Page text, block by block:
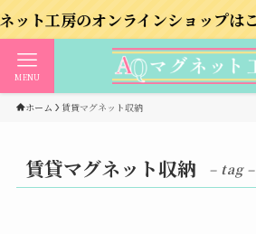
オンラインショップはこちら
MENU
ホーム 賃貸マグネット収納
賃貸マグネット収納 – tag –